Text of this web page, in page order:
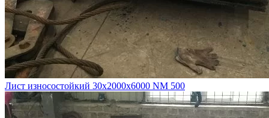
Лист износостойкий 30х2000х6000 NM 500